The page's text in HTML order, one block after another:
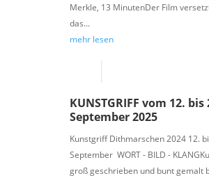
Merkle, 13 MinutenDer Film
das...
mehr lesen
KUNSTGRIFF vom 12. bis
September 2025
Kunstgriff Dithmarschen 2024 12.
September WORT - BILD -
groß geschrieben und bunt gemalt